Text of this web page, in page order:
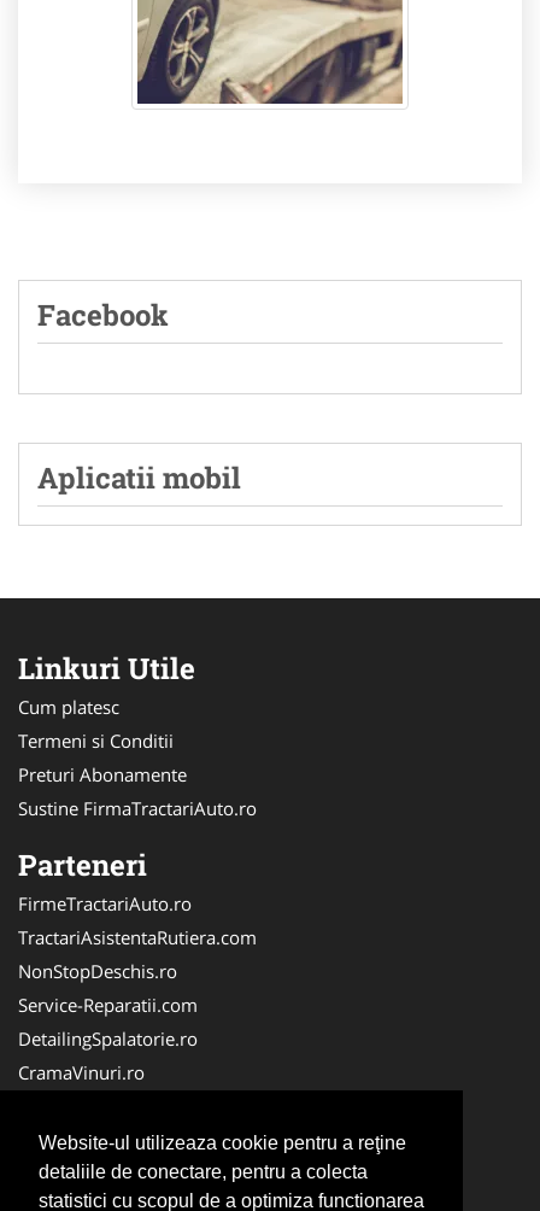
Website-ul utilizeaza cookie pentru a reţine
detaliile de conectare, pentru a colecta
statistici cu scopul de a optimiza functionarea
Facebook
Aplicatii mobil
Linkuri Utile
Cum platesc
Termeni si Conditii
Preturi Abonamente
Sustine FirmaTractariAuto.ro
Parteneri
FirmeTractariAuto.ro
TractariAsistentaRutiera.com
NonStopDeschis.ro
Service-Reparatii.com
DetailingSpalatorie.ro
CramaVinuri.ro
FirmaPieseAuto.ro
Anvelope-Sh.com